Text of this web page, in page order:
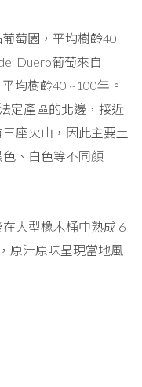
萄園，平均樹齡40
Duero葡萄來自
均樹齡40 ~100年。
定產區的北邊，接近
座火山，因此主要土
、白色等不同顏
大型橡木桶中熟成 6
原汁原味呈現當地風